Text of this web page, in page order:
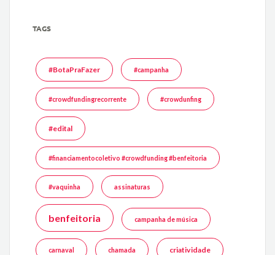
TAGS
#BotaPraFazer #campanha
#crowdfundingrecorrente #crowdunfing
#edital
#financiamentocoletivo #crowdfunding #benfeitoria
#vaquinha assinaturas
benfeitoria campanha de música
carnaval chamada criatividade